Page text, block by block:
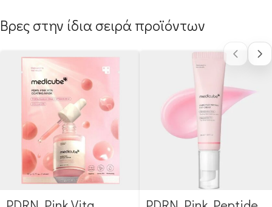
Βρες στην ίδια σειρά προϊόντων